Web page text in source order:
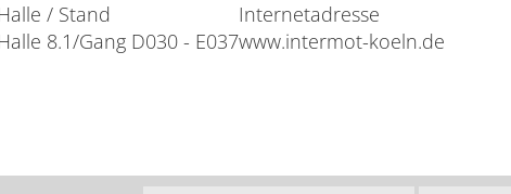
/ Stand
Internetadresse
8.1/Gang D030 - E037www.intermot-koeln.de